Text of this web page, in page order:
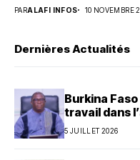
PARALAFI INFOS 10 NOVEMBRE
Dernières Actualités
Burkina
travail dans
5 JUILLET 2026